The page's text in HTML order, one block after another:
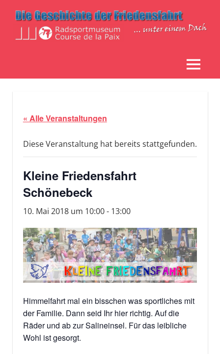
Inhalt
Friedensfahrt
MENÜ
« Alle Veranstaltungen
Diese Veranstaltung hat bereits stattgefunden.
Kleine Friedensfahrt
Schönebeck
10. Mai 2018 um 10:00- 13:00
Himmelfahrt mal ein bisschen was sportliches mit
der Familie. Dann seid Ihr hier richtig. Auf die
Räder und ab zur Salineinsel. Für das leibliche
Wohl ist gesorgt.